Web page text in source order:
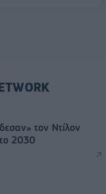
τον Ντίλον
2030